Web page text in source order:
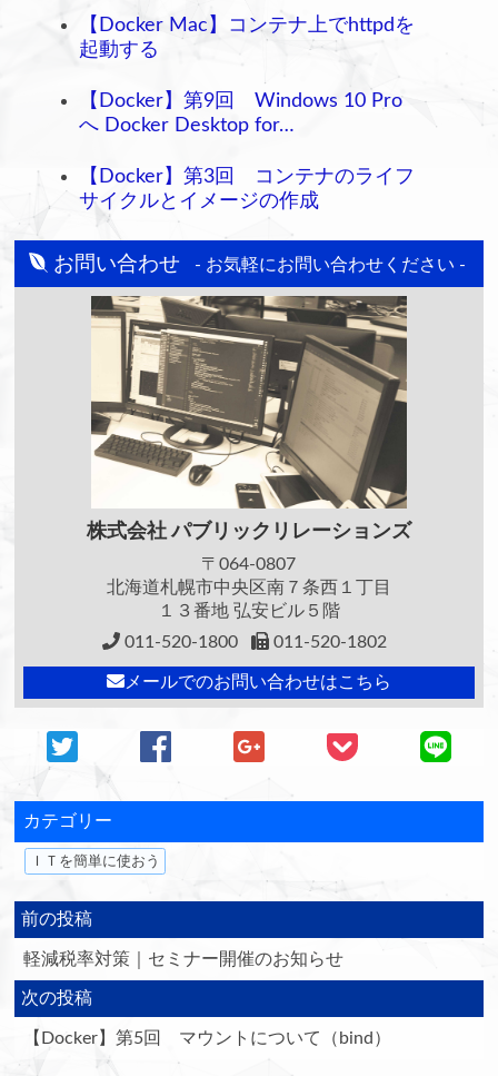
【Docker Mac】コンテナ上でhttpdを
起動する
【Docker】第9回 Windows 10 Pro
へ Docker Desktop for…
【Docker】第3回 コンテナのライフ
サイクルとイメージの作成
お問い合わせ - お気軽にお問い合わせください -
株式会社パブリックリレーションズ
〒064-0807
北海道札幌市中央区南７条西１丁目
１３番地 弘安ビル５階
011-520-1800
011-520-1802
メールでのお問い合わせはこちら
カテゴリー
ＩＴを簡単に使おう
前の投稿
軽減税率対策｜セミナー開催のお知らせ
次の投稿
【Docker】第5回 マウントについて（bind）